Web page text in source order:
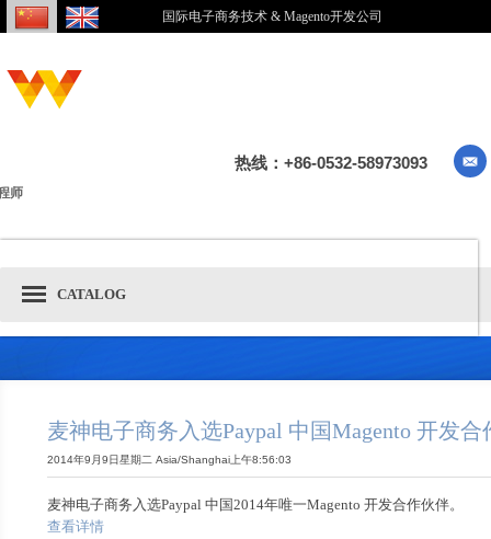
国际电子商务技术 & Magento开发公司
热线：+86-0532-58973093
师
CATALOG
麦神电子商务入选Paypal 中国Magento 开发合
2014年9月9日星期二 Asia/Shanghai上午8:56:03
麦神电子商务入选Paypal 中国2014年唯一Magento 开发合作伙伴。
查看详情